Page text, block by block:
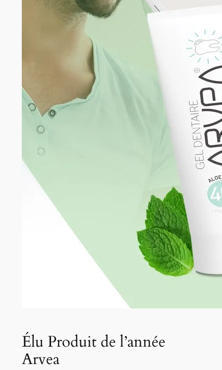
Élu Produit de l’année
Arvea